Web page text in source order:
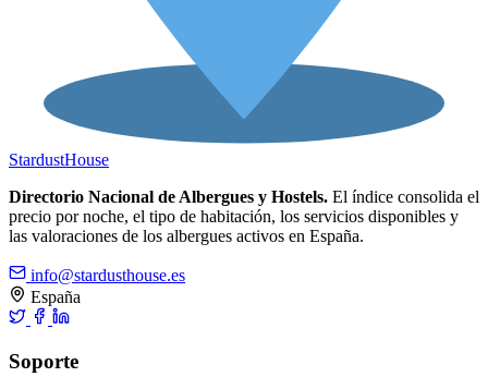
StardustHouse
Directorio Nacional de Albergues y Hostels. El índice consolida el
precio por noche, el tipo de habitación, los servicios disponibles y
las valoraciones de los albergues activos en España.
info@stardusthouse.es
España
Soporte